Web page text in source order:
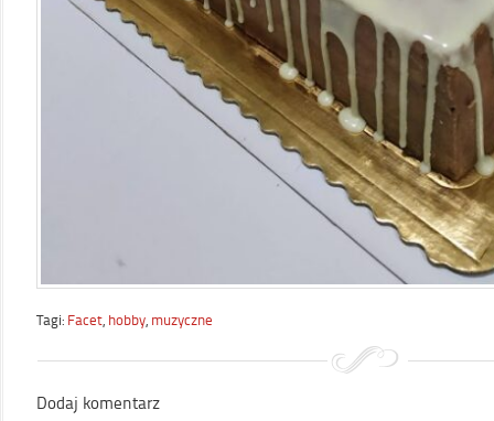
Tagi: Facet hobby muzyczne
Dodaj komentarz